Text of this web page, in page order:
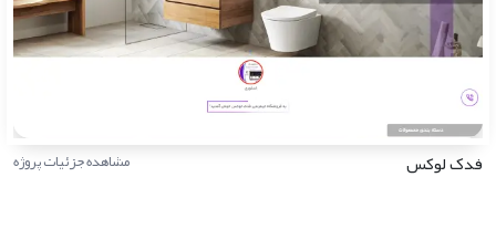
فدک لوکس مشاهده جزئیات پروژه